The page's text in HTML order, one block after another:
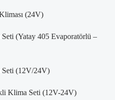
(24V)
(Yatay 405 Evaporatörlü –
(12V/24V)
Klima Seti (12V-24V)